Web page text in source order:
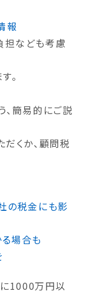
報
担なども考慮
。
、簡易的にご説
くか、顧問税
の税金にも影
場合も
1000万円以